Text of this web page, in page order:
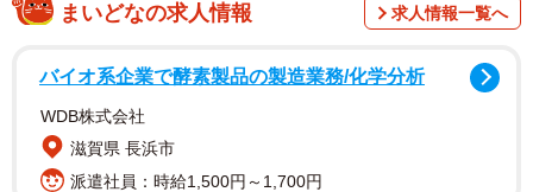
まいどなの求人情報 求人情報一覧へ
バイオ系企業で酵素製品の製造業務/化学分析
WDB株式会社
滋賀県 長浜市
派遣社員：時給1,500円～1,700円